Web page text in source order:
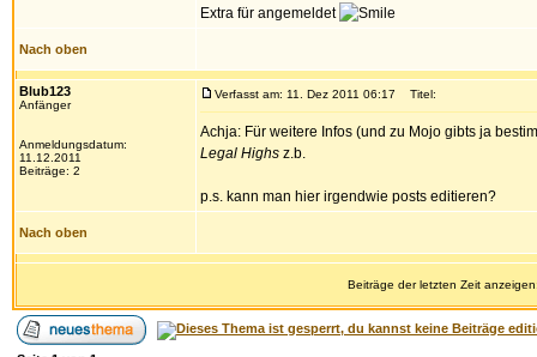
Extra für angemeldet
Nach oben
Blub123
Anfänger
Anmeldungsdatum:
11.12.2011
Beiträge: 2
Verfasst am: 11. Dez 2011 06:17 Titel:
Achja: Für weitere Infos (und zu Mojo gibts ja
Legal Highs z.b.
p.s. kann man hier irgendwie posts editieren?
Nach oben
Beiträge der letzten Zeit